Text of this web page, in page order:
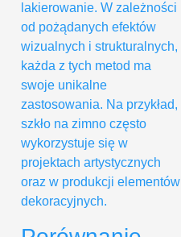
lakierowanie. W zależności
od pożądanych efektów
wizualnych i strukturalnych,
każda z tych metod ma
swoje unikalne
zastosowania. Na przykład,
szkło na zimno często
wykorzystuje się w
projektach artystycznych
oraz w produkcji elementów
dekoracyjnych.